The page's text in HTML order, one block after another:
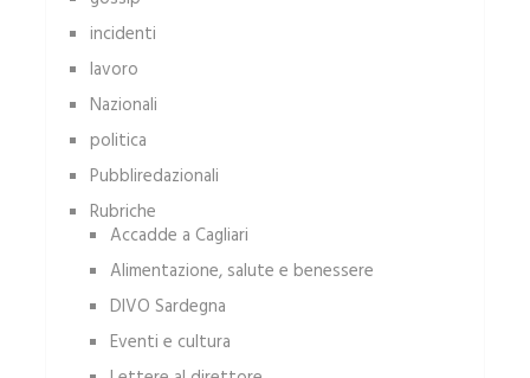
incidenti
lavoro
Nazionali
politica
Pubbliredazionali
Rubriche
Accadde a Cagliari
Alimentazione, salute e benessere
DIVO Sardegna
Eventi e cultura